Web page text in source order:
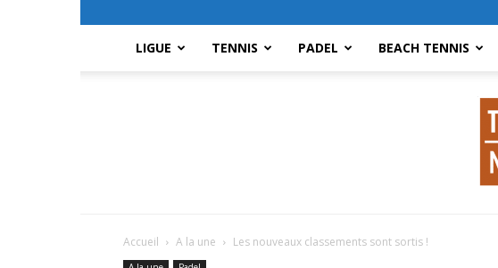
LIGUE TENNIS PADEL BEACH TENNIS
Accueil A la une Les nouveaux classements sont sortis !